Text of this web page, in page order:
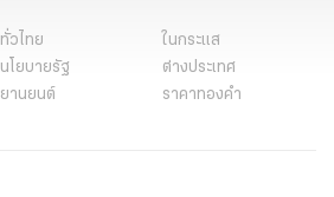
ทั่วไทย
ในกระแส
นโยบายรัฐ
ต่างประเทศ
ยานยนต์
ราคาทองคำ